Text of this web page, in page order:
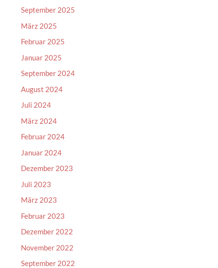
September 2025
März 2025
Februar 2025
Januar 2025
September 2024
August 2024
Juli 2024
März 2024
Februar 2024
Januar 2024
Dezember 2023
Juli 2023
März 2023
Februar 2023
Dezember 2022
November 2022
September 2022